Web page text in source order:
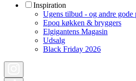
Inspiration
Ugens tilbud - og andre gode
Epoq køkken & bryggers
Elgigantens Magasin
Udsalg
Black Friday 2026